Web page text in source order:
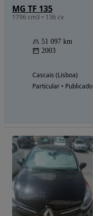
MG TF 135
1796 cm3 • 136 cv
51 097 km
2003
Cascais (Lisboa)
Particular • Publicado